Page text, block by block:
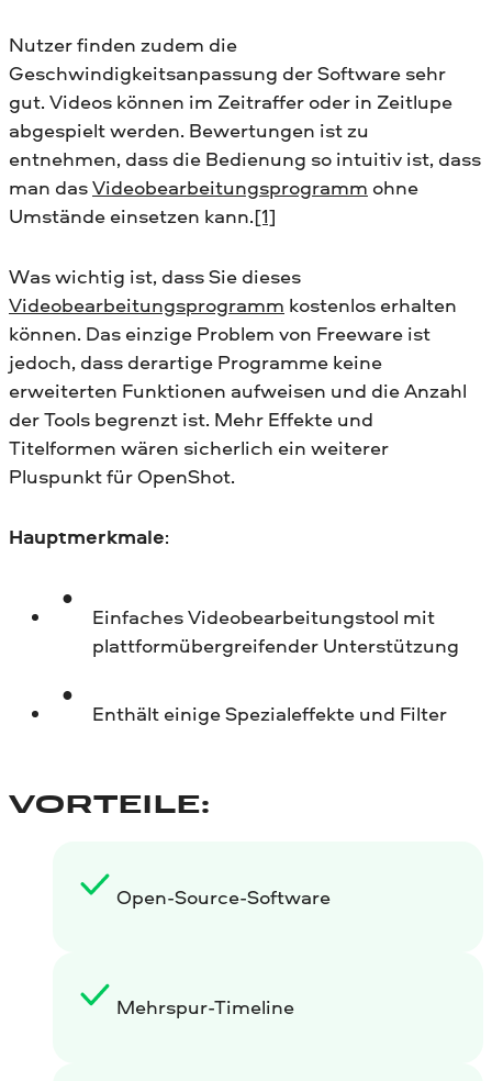
Nutzer finden zudem die
Geschwindigkeitsanpassung der Software sehr
gut. Videos können im Zeitraffer oder in Zeitlupe
abgespielt werden. Bewertungen ist zu
entnehmen, dass die Bedienung so intuitiv ist, dass
man dasVideobearbeitungsprogramm ohne
Umstände einsetzen kann.[1]
Was wichtig ist, dass Sie dieses
Videobearbeitungsprogramm kostenlos erhalten
können. Das einzige Problem von Freeware ist
jedoch, dass derartige Programme keine
erweiterten Funktionen aufweisen und die Anzahl
der Tools begrenzt ist. Mehr Effekte und
Titelformen wären sicherlich ein weiterer
Pluspunkt für OpenShot.
Hauptmerkmale:
Einfaches Videobearbeitungstool mit
plattformübergreifender Unterstützung
Enthält einige Spezialeffekte und Filter
VORTEILE:
Open-Source-Software
Mehrspur-Timeline